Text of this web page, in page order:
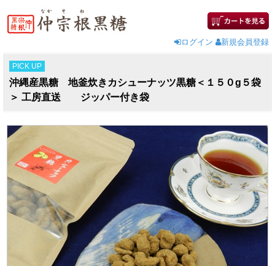
ログイン 新規会員登録
PICK UP
沖縄産黒糖 地釜炊きカシューナッツ黒糖＜１５０g５袋
＞ 工房直送 ジッパー付き袋